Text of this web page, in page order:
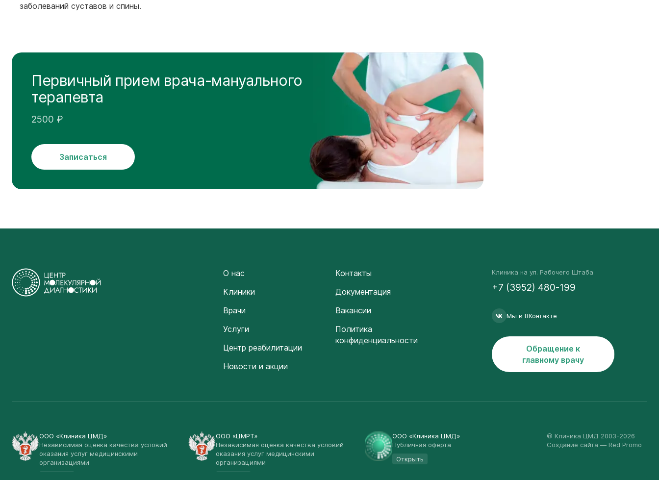
заболеваний суставов и спины.
Первичный прием врача-мануального
терапевта
2500 ₽
Записаться
О нас
Клиники
Врачи
Услуги
Центр реабилитации
Новости и акции
Контакты
Документация
Вакансии
Политика
конфиденциальности
Клиника на ул. Рабочего Штаба
+7 (3952) 480-199
Мы в ВКонтакте
Обращение к
главному врачу
ООО «Клиника ЦМД»
Независимая оценка качества условий
оказания услуг медицинскими
организациями
ООО «ЦМРТ»
Независимая оценка качества условий
оказания услуг медицинскими
организациями
ООО «Клиника ЦМД»
Публичная оферта
Открыть
© Клиника ЦМД 2003-2026
Создание сайта — Red Promo